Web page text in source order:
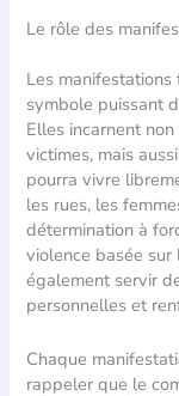
Le rôle des
Les
symbole puissant
Elles incarnent
victimes, mais
pourra vivre
les rues, les
détermination à
violence basée
également servir
personnelles et
Chaque
rappeler que le